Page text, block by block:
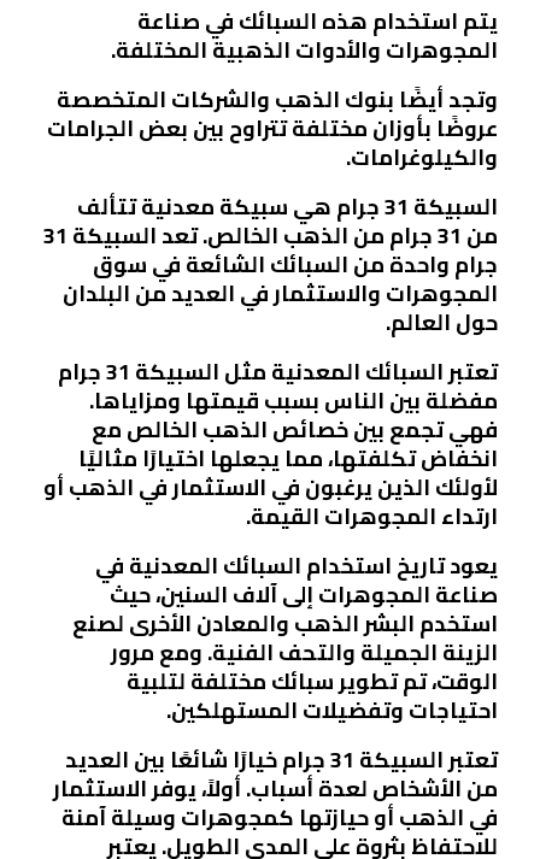
يتم استخدام هذه السبائك في صناعة
المجوهرات والأدوات الذهبية المختلفة.
وتجد أيضًا بنوك الذهب والشركات المتخصصة
عروضًا بأوزان مختلفة تتراوح بين بعض الجرامات
والكيلوغرامات.
السبيكة 31 جرام هي سبيكة معدنية تتألف
من 31 جرام من الذهب الخالص. تعد السبيكة 31
جرام واحدة من السبائك الشائعة في سوق
المجوهرات والاستثمار في العديد من البلدان
حول العالم.
تعتبر السبائك المعدنية مثل السبيكة 31 جرام
مفضلة بين الناس بسبب قيمتها ومزاياها.
فهي تجمع بين خصائص الذهب الخالص مع
انخفاض تكلفتها، مما يجعلها اختيارًا مثاليًا
لأولئك الذين يرغبون في الاستثمار في الذهب أو
ارتداء المجوهرات القيمة.
يعود تاريخ استخدام السبائك المعدنية في
صناعة المجوهرات إلى آلاف السنين، حيث
استخدم البشر الذهب والمعادن الأخرى لصنع
الزينة الجميلة والتحف الفنية. ومع مرور
الوقت، تم تطوير سبائك مختلفة لتلبية
احتياجات وتفضيلات المستهلكين.
تعتبر السبيكة 31 جرام خيارًا شائعًا بين العديد
من الأشخاص لعدة أسباب. أولاً، يوفر الاستثمار
في الذهب أو حيازتها كمجوهرات وسيلة آمنة
للاحتفاظ بثروة على المدى الطويل. يعتبر